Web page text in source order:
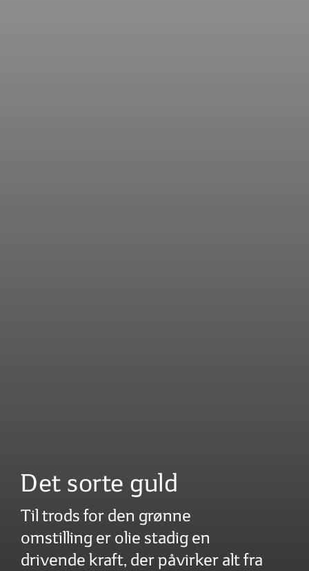
Det sorte guld
Til trods for den grønne
omstilling er olie stadig en
drivende kraft, der påvirker alt fra